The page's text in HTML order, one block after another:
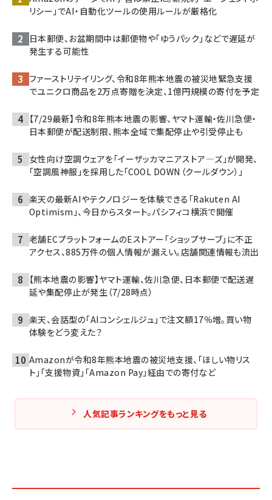
リシー」でAI・自動化ツールの使用ルールが厳格化
日本郵便、お盆期間中は郵便物や「ゆうパック」などで遅延が
発生する可能性
ファーストリテイリング、令和8年熊本地震の被災地緊急支援
でユニクロ商品を2万点寄贈を決定、1億円規模の寄付を予定
【7/29最新】令和8年熊本地震の影響、ヤマト運輸・佐川急便・
日本郵便が配送制限、熊本全域で集配停止や引受停止も
女性向け空調ウェアを「イーザッカマニアストア―ズ」が開発、
「空調風神服」を採用した「COOL DOWN（クールダウン）」
楽天の最新AIやテクノロジーを体験できる「Rakuten AI
Optimism」、今日からスタート。パシフィコ横浜で開催
老舗ECプラットフォームのEストアー「ショップサーブ」に不正
アクセス、885万件の個人情報が漏えい。店舗関連情報も流出
【熊本地震の影響】ヤマト運輸、佐川急便、日本郵便で配送遅
延や集配停止が発生（7/28時点）
楽天、会話型の「AIコンシェルジュ」で注文額17％増。買い物
体験をどう変えた？
Amazonが令和8年熊本地震の被災地支援、「ほしい物リス
ト」「支援物資」「Amazon Pay」経由での寄付など
人気記事ランキングをもっと見る